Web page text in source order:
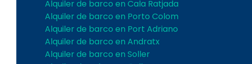
Alquiler de barco en Cala Ratjada
Alquiler de barco en Porto Colom
Alquiler de barco en Port Adriano
Alquiler de barco en Andratx
Alquiler de barco en Soller